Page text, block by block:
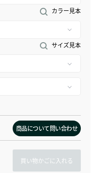
カラー見本
サイズ見本
商品について問い合わせ
買い物かごに入れる